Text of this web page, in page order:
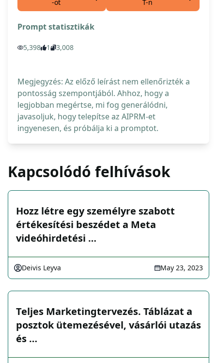
-ot T-n
Prompt statisztikák
5,398 1 3,008
Megjegyzés: Az előző leírást nem ellenőrizték a
pontosság szempontjából. Ahhoz, hogy a
legjobban megértse, mi fog generálódni,
javasoljuk, hogy telepítse az AIPRM-et
ingyenesen, és próbálja ki a promptot.
Kapcsolódó felhívások
Hozz létre egy személyre szabott
értékesítési beszédet a Meta
videóhirdetési …
Deivis Leyva May 23, 2023
Teljes Marketingtervezés. Táblázat a
posztok ütemezésével, vásárlói utazás
és …